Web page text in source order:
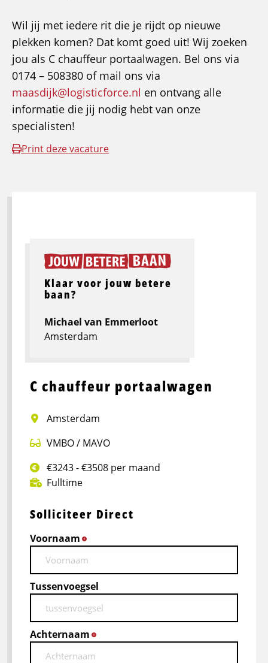
Wil jij met iedere rit die je rijdt op nieuwe
plekken komen? Dat komt goed uit! Wij zoeken
jou als C chauffeur portaalwagen. Bel ons via
0174 – 508380 of mail ons via
maasdijk@logisticforce.nl en ontvang alle
informatie die jij nodig hebt van onze
specialisten!
Print deze vacature
C chauffeur portaalwagen
Amsterdam
VMBO / MAVO
€3243 - €3508 per maand
Fulltime
Solliciteer Direct
Voornaam
Tussenvoegsel
Achternaam
Klaar voor jouw betere
baan?
Michael van Emmerloot
Amsterdam